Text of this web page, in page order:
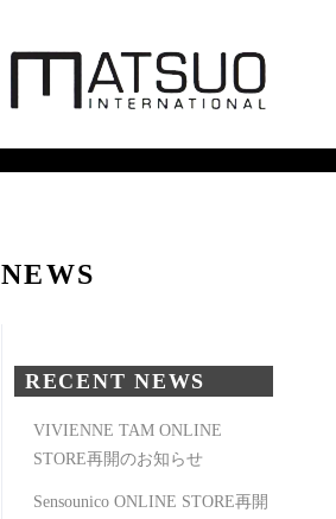
NEWS
RECENT NEWS
VIVIENNE TAM ONLINE
STORE再開のお知らせ
Sensounico ONLINE STORE再開